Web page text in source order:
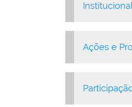
Ações e